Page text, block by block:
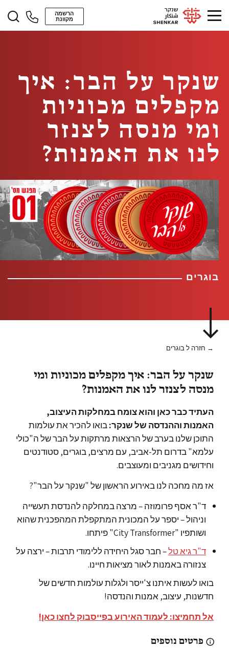
הרשמה
מקוונת
שנקר על הבר: איך
מקפלים מכוניות
ומי מנסה לצנזר
לנו את האמנות?
בוגרים
→ חזרה ל בוגרים
שנקר על הבר: איך מקפלים מכוניות ומי
מנסה לצנזר לנו את האמנות?
העתיד כבר כאן והוא צומח במחלקות העיצוב,
האמנות וההנדסה של שנקר:בואו להכיר את עולמות
התוכן שלנו בערב של הרצאות מרתקות על הבר של ה"כולי
עלמא" בדרום תל-אביב, עם מרצים, בוגרים, סטודנטים
וחידושים מגניבים ומעוצבים.
אז מה מחכה לנו באירוע הראשון של "שנקר על הבר"?
ד"ר אסף פרומוזה – מרצה במחלקה להנדסת תעשייה
וניהול – יספר על המכונית המתקפלת המהפכנית שהוא
ושותפיו "City Transformer" פיתחו.
ד"ר גיא טל– חבר סגל היחידה ללימודי תרבות – ירצה על
צנזורה באמנות לאור מציאות חיינו.
בואו לעשות איתנו צ'ייסר ולגלות עולמות חדשים של
חדשנות, עיצוב, אמנות והנדסה!
אל תחמיצו: לעמוד האירוע בפייסבוק לחצו כאן!
פרטים נוספים